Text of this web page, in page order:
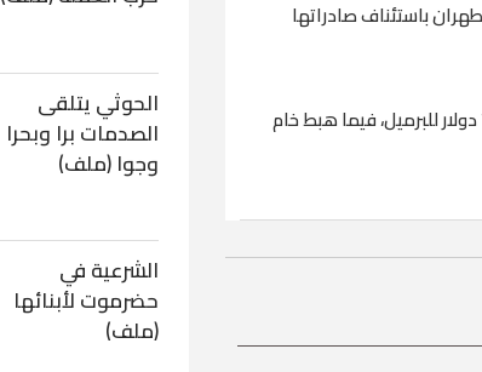
باستئناف صادراتها
وهبطت العقود الآجلة لخام برنت بمقدار 4.21 دولار، أو 5.1%، لتغلق عند 78.96 دولار للبرميل، فيما هبط خام
الحوثي يتلقى
الصدمات برا وبحرا
وجوا (ملف)
الشرعية في
حضرموت لأبنائها
(ملف)